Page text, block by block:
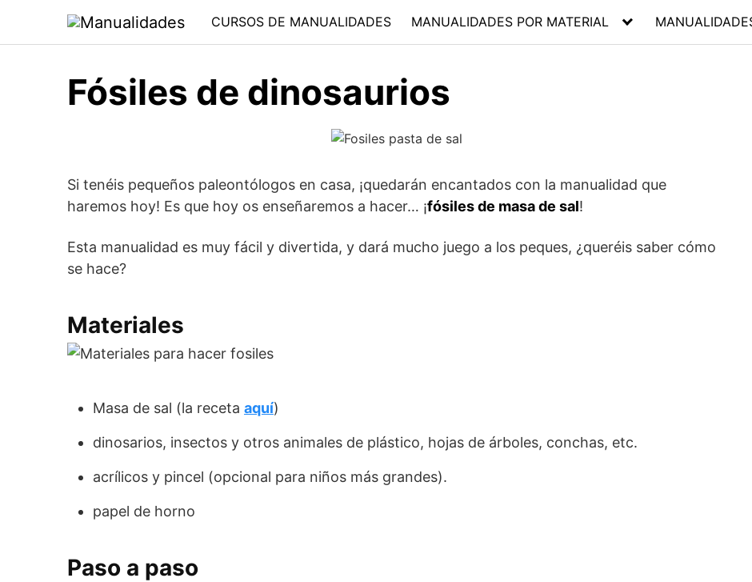
contenido
CURSOS DE MANUALIDADES MANUALIDADES POR MATERIAL
Fósiles de dinosaurios
Si tenéis pequeños paleontólogos en casa, ¡quedarán encantados con la manualidad que
haremos hoy! Es que hoy os enseñaremos a hacer… ¡fósiles de masa de sal!
Esta manualidad es muy fácil y divertida, y dará mucho juego a los peques, ¿queréis saber cómo
se hace?
Materiales
Masa de sal (la receta aquí)
dinosarios, insectos y otros animales de plástico, hojas de árboles, conchas, etc.
acrílicos y pincel (opcional para niños más grandes).
papel de horno
Paso a paso